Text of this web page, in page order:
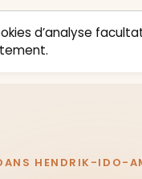
HENDRIK-IDO-